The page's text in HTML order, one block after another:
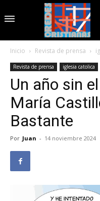
Inicio Revista de prensa
Revista de prensa iglesia catolica
Un año sin
María
Bastante
Por Juan - 14 noviembre 2024